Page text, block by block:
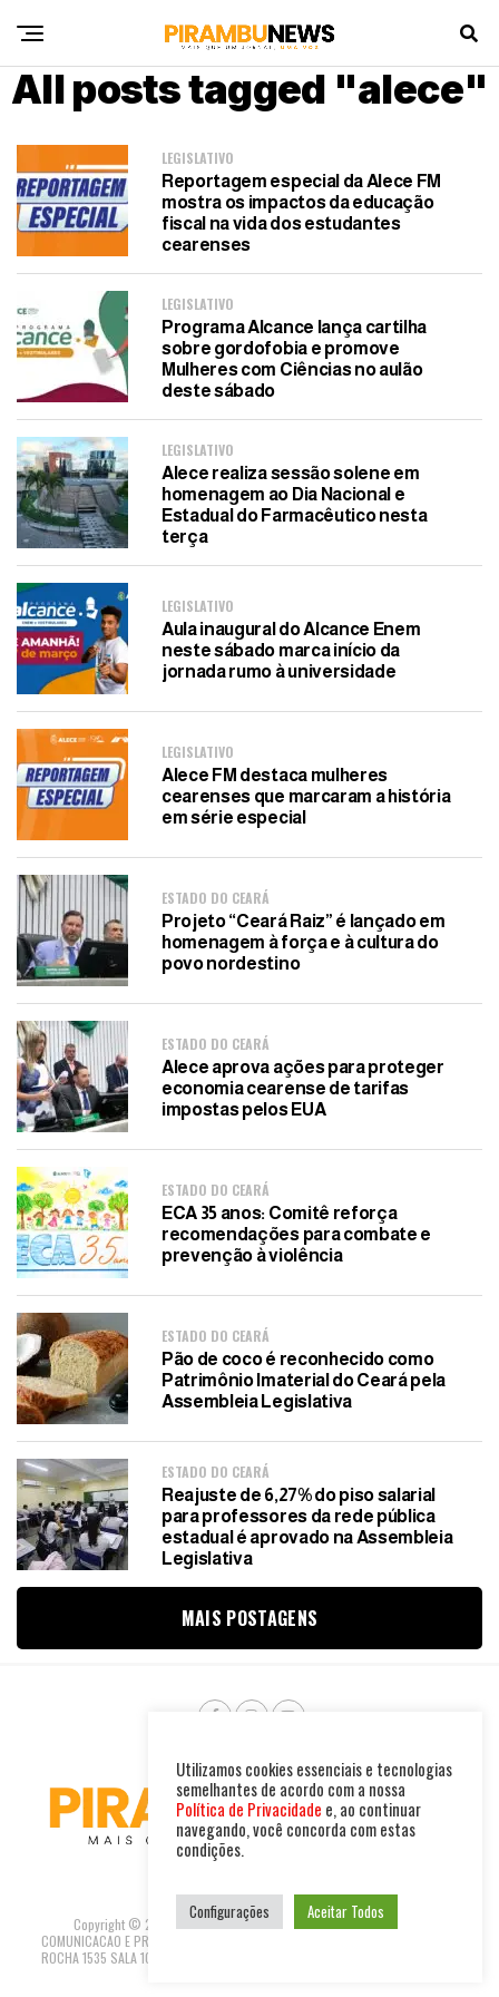
All posts tagged "alece"
LEGISLATIVO
Reportagem especial da Alece FM
mostra os impactos da educação
fiscal na vida dos estudantes
cearenses
LEGISLATIVO
Programa Alcance lança cartilha
sobre gordofobia e promove
Mulheres com Ciências no aulão
deste sábado
LEGISLATIVO
Alece realiza sessão solene em
homenagem ao Dia Nacional e
Estadual do Farmacêutico nesta
terça
LEGISLATIVO
Aula inaugural do Alcance Enem
neste sábado marca início da
jornada rumo à universidade
LEGISLATIVO
Alece FM destaca mulheres
cearenses que marcaram a história
em série especial
ESTADO DO CEARÁ
Projeto “Ceará Raiz” é lançado em
homenagem à força e à cultura do
povo nordestino
ESTADO DO CEARÁ
Alece aprova ações para proteger
economia cearense de tarifas
impostas pelos EUA
ESTADO DO CEARÁ
ECA 35 anos: Comitê reforça
recomendações para combate e
prevenção à violência
ESTADO DO CEARÁ
Pão de coco é reconhecido como
Patrimônio Imaterial do Ceará pela
Assembleia Legislativa
ESTADO DO CEARÁ
Reajuste de 6,27% do piso salarial
para professores da rede pública
estadual é aprovado na Assembleia
Legislativa
MAIS POSTAGENS
Copyright © 2025. Todos os direitos reservados. PIRAMBU NEWS
COMUNICACAO E PRODUTOS LTDA | CNPJ: 47.694.733/0001-37 R GUILHERME
ROCHA 1535 SALA 10 - FORTALEZA-CEARÁ REDACAO@PIRAMBUNEWS.COM.BR
Utilizamos cookies essenciais e tecnologias
semelhantes de acordo com a nossa
Política de Privacidade e, ao continuar
navegando, você concorda com estas
condições.
Configurações Aceitar Todos